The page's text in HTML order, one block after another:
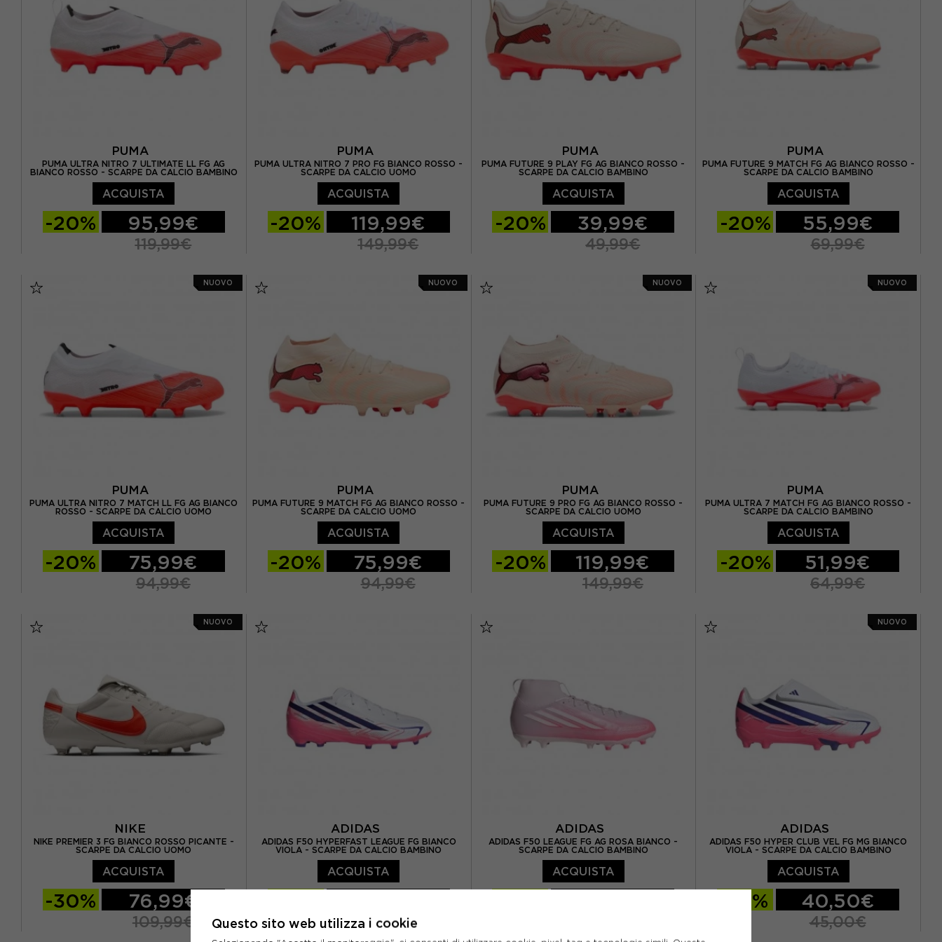
PUMA
PUMA ULTRA NITRO 7 ULTIMATE LL FG AG
BIANCO ROSSO - SCARPE DA CALCIO BAMBINO
EUR 35,5 / UK 3
ACQUISTA
-20% 95,99€
119,99€
PUMA
PUMA ULTRA NITRO 7 PRO FG BIANCO ROSSO -
SCARPE DA CALCIO UOMO
EUR 44 / UK 9.5
EUR 45 / UK 10.5 EUR 46 / UK 11
ACQUISTA
-20% 119,99€
149,99€
PUMA
PUMA FUTURE 9 PLAY FG AG BIANCO ROSSO -
SCARPE DA CALCIO BAMBINO
EUR 33 / UK 1
ACQUISTA
-20% 39,99€
49,99€
PUMA
PUMA FUTURE 9 MATCH FG AG BIANCO ROSSO -
SCARPE DA CALCIO BAMBINO
EUR 23 / UK 6
EUR 35 / UK 2.5
EUR 36 / UK 3.5 EUR 38.5 / UK 5.5
ACQUISTA
-20% 55,99€
69,99€
NUOVO
PUMA
PUMA ULTRA NITRO 7 MATCH LL FG AG BIANCO
ROSSO - SCARPE DA CALCIO UOMO
EUR 44 / UK 9.5
EUR 45 / UK 10.5 EUR 46 / UK 11
ACQUISTA
-20% 75,99€
94,99€
NUOVO
PUMA
PUMA FUTURE 9 MATCH FG AG BIANCO ROSSO -
SCARPE DA CALCIO UOMO
EUR 40.5 / UK 7.0
EUR 44 / UK 9.5 EUR 44.5 / UK 10
EUR 45 / UK 10.5 EUR 46 / UK 11
ACQUISTA
-20% 75,99€
94,99€
NUOVO
PUMA
PUMA FUTURE 9 PRO FG AG BIANCO ROSSO -
SCARPE DA CALCIO UOMO
EUR 40.5 / UK 7.0
EUR 42.5 / UK 8.5
EUR 44 / UK 9.5 EUR 44.5 / UK 10
EUR 45 / UK 10.5 EUR 46 / UK 11
ACQUISTA
-20% 119,99€
149,99€
NUOVO
PUMA
PUMA ULTRA 7 MATCH FG AG BIANCO ROSSO -
SCARPE DA CALCIO BAMBINO
EUR 33 / UK 1
EUR 36 / UK 3.5
ACQUISTA
-20% 51,99€
64,99€
NUOVO
NIKE
NIKE PREMIER 3 FG BIANCO ROSSO PICANTE -
SCARPE DA CALCIO UOMO
ACQUISTA
-30% 76,99€
109,99€
ADIDAS
ADIDAS F50 HYPERFAST LEAGUE FG BIANCO
VIOLA - SCARPE DA CALCIO BAMBINO
ACQUISTA
70,00€
ADIDAS
ADIDAS F50 LEAGUE FG AG ROSA BIANCO -
SCARPE DA CALCIO BAMBINO
ACQUISTA
NUOVO
ADIDAS
ADIDAS F50 HYPER CLUB VEL FG MG BIANCO
VIOLA - SCARPE DA CALCIO BAMBINO
ACQUISTA
-10% 40,50€
45,00€
Questo sito web utilizza i cookie